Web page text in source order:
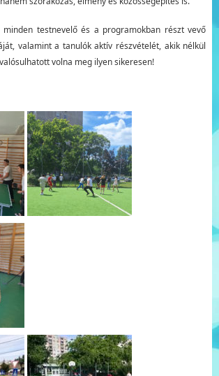
minden testnevelő és a programokban részt vevő
valamint a tanulók aktív részvételét, akik nélkül
volna meg ilyen sikeresen!